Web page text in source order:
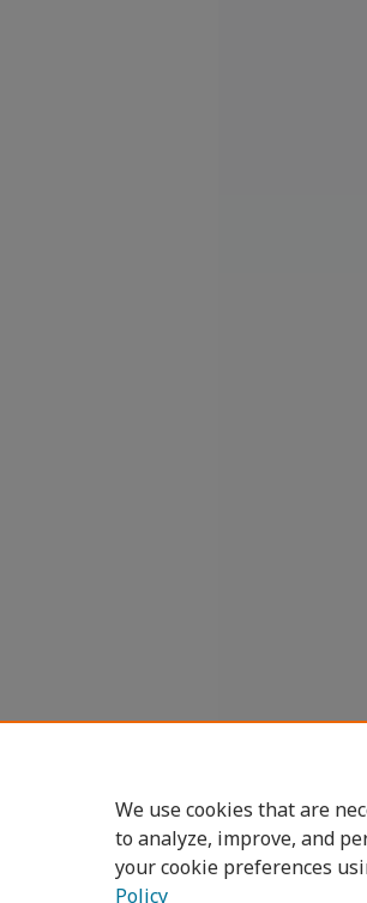
We use cookies that are
to analyze, improve, and
your cookie preferences
Policy